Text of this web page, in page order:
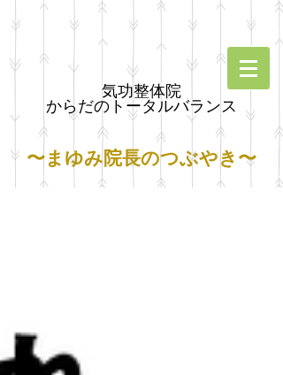
気功整体院
からだのトータルバランス
〜まゆみ院長のつぶやき〜